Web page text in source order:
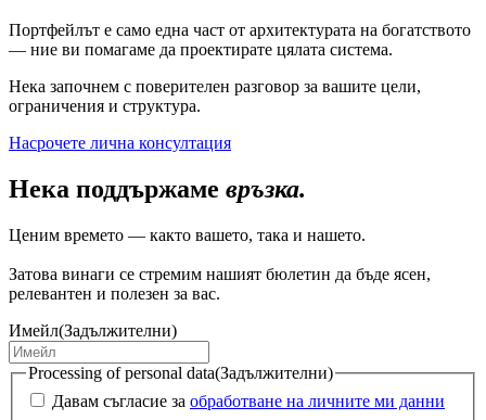
Портфейлът е само една част от архитектурата на богатството
— ние ви помагаме да проектирате цялата система.
Нека започнем с поверителен разговор за вашите цели,
ограничения и структура.
Насрочете лична консултация
Нека поддържаме връзка.
Ценим времето — както вашето, така и нашето.
Затова винаги се стремим нашият бюлетин да бъде ясен,
релевантен и полезен за вас.
Имейл(Задължителни)
Processing of personal data(Задължителни)
Давам съгласие за обработване на личните ми данни